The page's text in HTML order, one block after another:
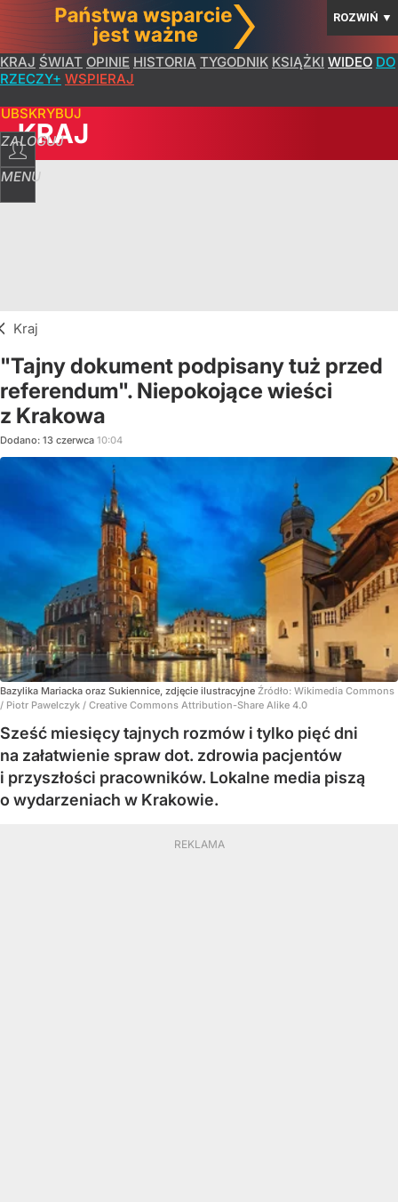
ROZWIŃ ▼
KRAJ ŚWIAT OPINIE HISTORIA TYGODNIK KSIĄŻKI WIDEO DO
RZECZY+ WSPIERAJ
ZALOGUJ
MENU
KRAJ
Kraj
"Tajny dokument podpisany tuż przed
referendum". Niepokojące wieści
z Krakowa
Dodano: 13 czerwca 10:04
Bazylika Mariacka oraz Sukiennice, zdjęcie ilustracyjne Źródło: Wikimedia Commons
/ Piotr Pawelczyk / Creative Commons Attribution-Share Alike 4.0
Sześć miesięcy tajnych rozmów i tylko pięć dni
na załatwienie spraw dot. zdrowia pacjentów
i przyszłości pracowników. Lokalne media piszą
o wydarzeniach w Krakowie.